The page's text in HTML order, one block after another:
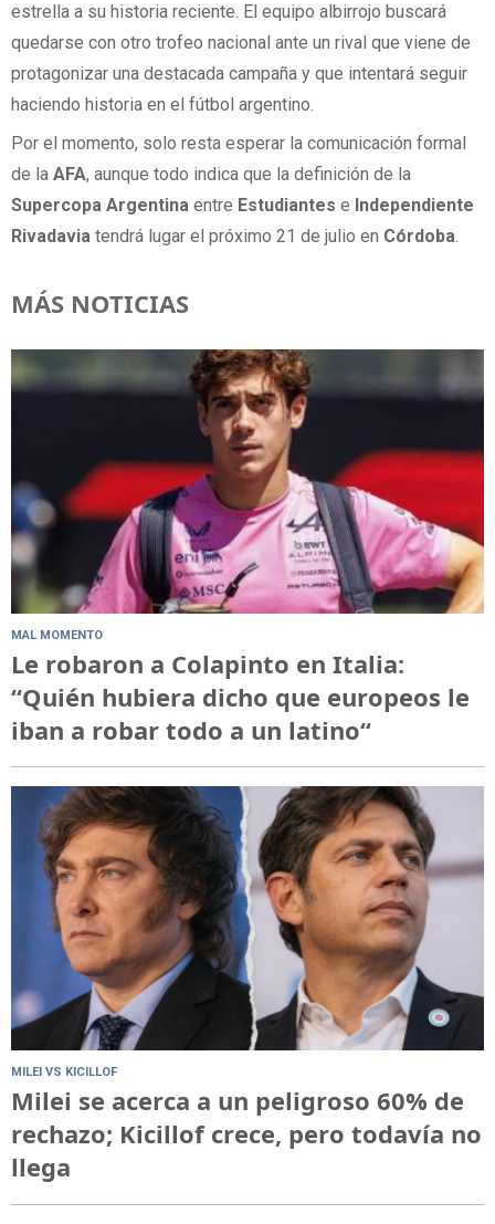
estrella a su historia reciente. El equipo albirrojo buscará
quedarse con otro trofeo nacional ante un rival que viene de
protagonizar una destacada campaña y que intentará seguir
haciendo historia en el fútbol argentino.
Por el momento, solo resta esperar la comunicación formal
de la AFA, aunque todo indica que la definición de la
Supercopa Argentina entre Estudiantes e Independiente
Rivadavia tendrá lugar el próximo 21 de julio en Córdoba.
MÁS NOTICIAS
MAL MOMENTO
Le robaron a Colapinto en Italia:
“Quién hubiera dicho que europeos le
iban a robar todo a un latino“
MILEI VS KICILLOF
Milei se acerca a un peligroso 60% de
rechazo; Kicillof crece, pero todavía no
llega